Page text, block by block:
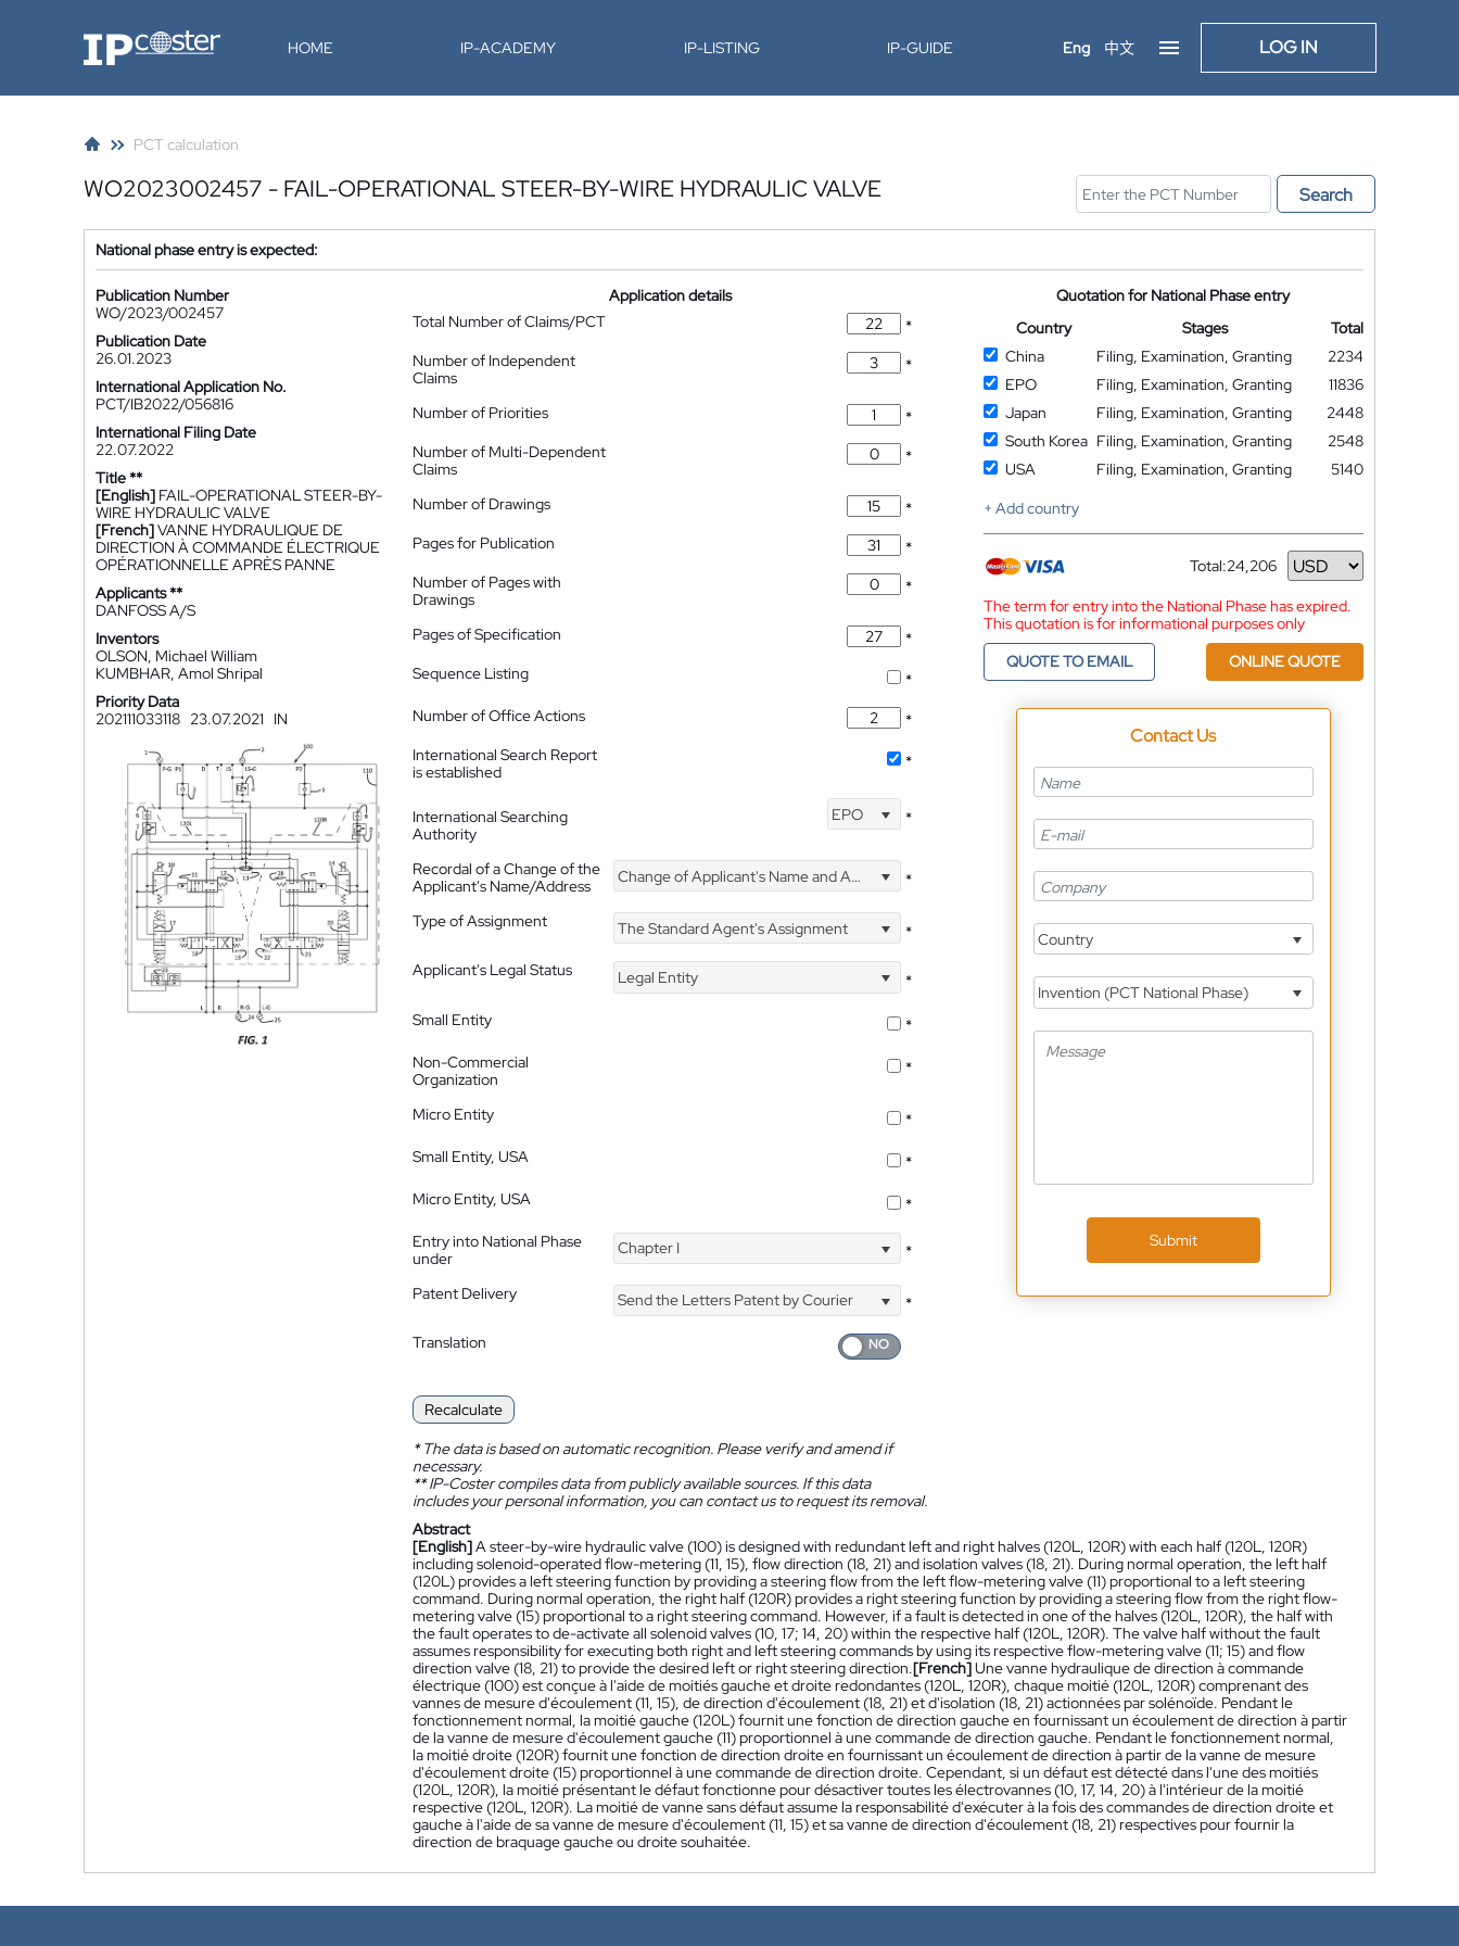
IP-Coster HOME IP-ACADEMY IP-LISTING IP-GUIDE Eng 中文 LOG IN
PCT calculation
WO2023002457 - FAIL-OPERATIONAL STEER-BY-WIRE HYDRAULIC VALVE Search
National phase entry is expected:
Publication Number
WO/2023/002457
Publication Date
26.01.2023
International Application No.
PCT/IB2022/056816
International Filing Date
22.07.2022
Title **
[English] FAIL-OPERATIONAL STEER-BY-
WIRE HYDRAULIC VALVE
[French]VANNE HYDRAULIQUE DE
DIRECTION À COMMANDE ÉLECTRIQUE
OPÉRATIONNELLE APRÈS PANNE
Applicants **
DANFOSS A/S
Inventors
OLSON, Michael William
KUMBHAR, Amol Shripal
Priority Data
202111033118 23.07.2021 IN
Application details
Total Number of Claims/PCT
*
Number of Independent
Claims
*
Number of Priorities
*
Number of Multi-Dependent
Claims
*
Number of Drawings
*
Pages for Publication
*
Number of Pages with
Drawings
*
Pages of Specification
*
Sequence Listing
*
Number of Office Actions
*
International Search Report
is established
*
International Searching
Authority
EPO *
Recordal of a Change of the
Applicant's Name/Address
Change of Applicant's Name and Address *
Type of Assignment The Standard Agent's Assignment
*
Applicant's Legal Status
Legal Entity
*
Small Entity
*
Non-Commercial
Organization
*
Micro Entity
*
Small Entity, USA
*
Micro Entity, USA
*
Entry into National Phase
under
Chapter I *
Patent Delivery Send the Letters Patent by Courier
*
Translation
Recalculate
*The data is based on automatic recognition. Please verify and amend if
necessary.
**IP-Coster compiles data from publicly available sources. If this data
includes your personal information, you can contact us to request its removal.
Quotation for National Phase entry
Country
Stages
Total
China
Filing, Examination, Granting
2234
EPO
Filing, Examination, Granting
11836
Japan
Filing, Examination, Granting
2448
South Korea Filing, Examination, Granting
2548
USA
Filing, Examination, Granting
5140
+ Add country
Total:24,206
Currency
The term for entry into the National Phase has expired.
This quotation is for informational purposes only
QUOTE TO EMAIL
ONLINE QUOTE
Contact Us
Country
Invention (PCT National Phase)
Submit
Abstract
[English]A steer-by-wire hydraulic valve (100) is designed with redundant left and right halves (120L, 120R) with each half (120L, 120R)
including solenoid-operated flow-metering (11, 15), flow direction (18, 21) and isolation valves (18, 21). During normal operation, the left half
(120L) provides a left steering function by providing a steering flow from the left flow-metering valve (11) proportional to a left steering
command. During normal operation, the right half (120R) provides a right steering function by providing a steering flow from the right flow-
metering valve (15) proportional to a right steering command. However, if a fault is detected in one of the halves (120L, 120R), the half with
the fault operates to de-activate all solenoid valves (10, 17; 14, 20) within the respective half (120L, 120R). The valve half without the fault
assumes responsibility for executing both right and left steering commands by using its respective flow-metering valve (11; 15) and flow
direction valve (18, 21) to provide the desired left or right steering direction.[French]Une vanne hydraulique de direction à commande
électrique (100) est conçue à l'aide de moitiés gauche et droite redondantes (120L, 120R), chaque moitié (120L, 120R) comprenant des
vannes de mesure d'écoulement (11, 15), de direction d'écoulement (18, 21) et d'isolation (18, 21) actionnées par solénoïde. Pendant le
fonctionnement normal, la moitié gauche (120L) fournit une fonction de direction gauche en fournissant un écoulement de direction à partir
de la vanne de mesure d'écoulement gauche (11) proportionnel à une commande de direction gauche. Pendant le fonctionnement normal,
la moitié droite (120R) fournit une fonction de direction droite en fournissant un écoulement de direction à partir de la vanne de mesure
d'écoulement droite (15) proportionnel à une commande de direction droite. Cependant, si un défaut est détecté dans l'une des moitiés
(120L, 120R), la moitié présentant le défaut fonctionne pour désactiver toutes les électrovannes (10, 17, 14, 20) à l'intérieur de la moitié
respective (120L, 120R). La moitié de vanne sans défaut assume la responsabilité d'exécuter à la fois des commandes de direction droite et
gauche à l'aide de sa vanne de mesure d'écoulement (11, 15) et sa vanne de direction d'écoulement (18, 21) respectives pour fournir la
direction de braquage gauche ou droite souhaitée.